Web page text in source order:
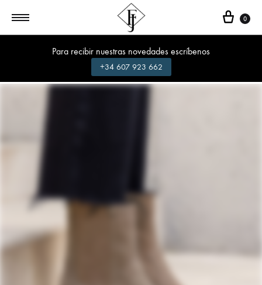
Para recibir nuestras novedades escríbenos
+34 607 923 662
Cesta
0